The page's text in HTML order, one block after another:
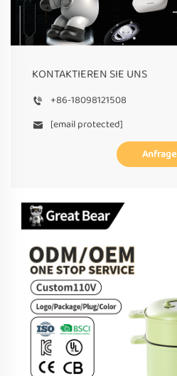
KONTAKTIEREN SIE UNS
+86-18098121508
[email protected]
Anfrage